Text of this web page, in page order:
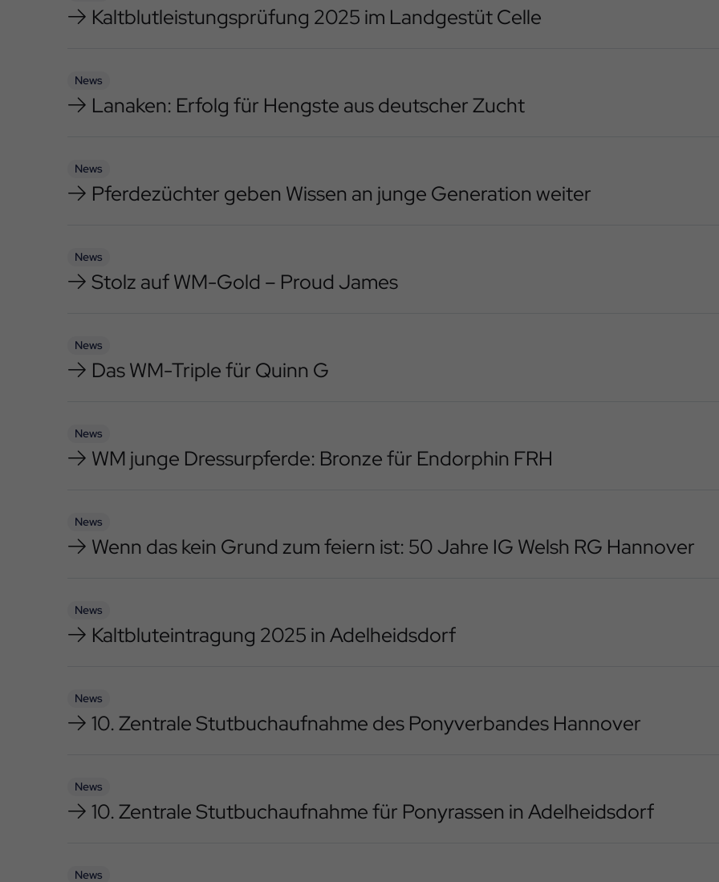
Kaltblutleistungsprüfung 2025 im Landgestüt Celle
News
Lanaken: Erfolg für Hengste aus deutscher Zucht
News
Pferdezüchter geben Wissen an junge Generation weiter
News
Stolz auf WM-Gold – Proud James
News
Das WM-Triple für Quinn G
News
WM junge Dressurpferde: Bronze für Endorphin FRH
News
Wenn das kein Grund zum feiern ist: 50 Jahre IG Welsh RG Hannover
News
Kaltbluteintragung 2025 in Adelheidsdorf
News
10. Zentrale Stutbuchaufnahme des Ponyverbandes Hannover
News
10. Zentrale Stutbuchaufnahme für Ponyrassen in Adelheidsdorf
News